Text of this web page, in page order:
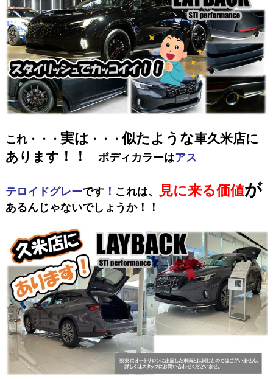
これ・・・ 実は ・・・似たような車久米店に
あります ！！ ボディカラーはアス
テロイドグレーです！ これは、 見に来る価値が
あるんじゃないでしょうか！！